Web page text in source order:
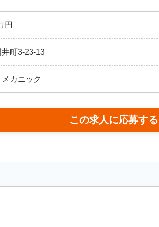
円
町3-23-13
カニック
この求人に応募する